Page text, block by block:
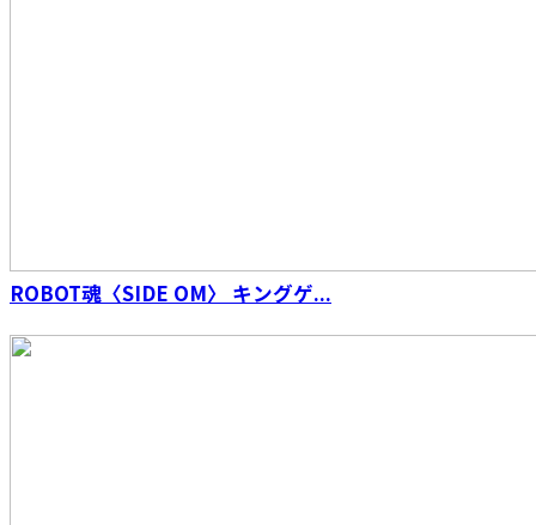
ROBOT魂〈SIDE OM〉 キングゲ...